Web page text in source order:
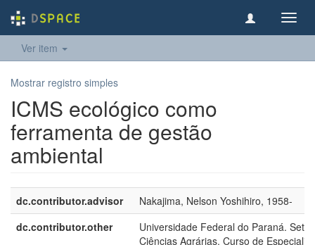
Ver item
Mostrar registro simples
ICMS ecológico como
ferramenta de gestão
ambiental
dc.contributor.advisor
Nakajima, Nelson Yoshihiro, 1958-
dc.contributor.other
Universidade Federal do Paraná.
Ciências Agrárias. Curso de